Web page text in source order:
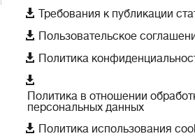
 Требования к публикации
 Пользовательское
 Политика

Политика в отношении
персональных данных
 Политика использования